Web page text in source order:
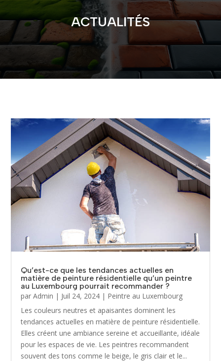
ACTUALITÉS
Qu’est-ce que les tendances actuelles en
matière de peinture résidentielle qu’un peintre
au Luxembourg pourrait recommander ?
parAdmin | Juil 24, 2024 | Peintre au Luxembourg
Les couleurs neutres et apaisantes dominent les
tendances actuelles en matière de peinture résidentielle.
Elles créent une ambiance sereine et accueillante, idéale
pour les espaces de vie. Les peintres recommandent
souvent des tons comme le beige, le gris clair et le...